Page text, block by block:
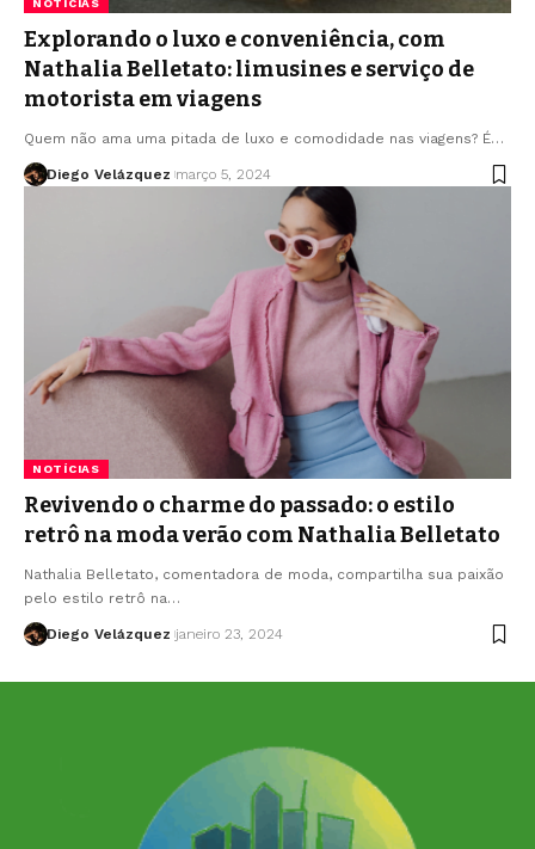
NOTÍCIAS
Explorando o luxo e conveniência, com
Nathalia Belletato: limusines e serviço de
motorista em viagens
Quem não ama uma pitada de luxo e comodidade nas viagens? É…
Diego Velázquez março 5, 2024
NOTÍCIAS
Revivendo o charme do passado: o estilo
retrô na moda verão com Nathalia Belletato
Nathalia Belletato, comentadora de moda, compartilha sua paixão
pelo estilo retrô na…
Diego Velázquez janeiro 23, 2024